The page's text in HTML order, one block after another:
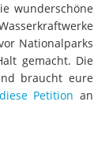
wunderschöne
Nationalparks
gemacht. Die
braucht eure
Petition an